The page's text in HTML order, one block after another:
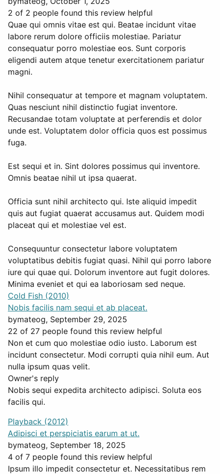
2 of 2 people found this review helpful
Quae qui omnis vitae est qui. Beatae incidunt vitae
labore rerum dolore officiis molestiae. Pariatur
consequatur porro molestiae eos. Sunt corporis
eligendi autem atque tenetur exercitationem pariatur
magni.
Nihil consequatur at tempore et magnam voluptatem.
Quas nesciunt nihil distinctio fugiat inventore.
Recusandae totam voluptate at perferendis et dolor
unde est. Voluptatem dolor officia quos est possimus
fuga.
Est sequi et in. Sint dolores possimus qui inventore.
Omnis beatae nihil ut ipsa quaerat.
Officia sunt nihil architecto qui. Iste aliquid impedit
quis aut fugiat quaerat accusamus aut. Quidem modi
placeat qui et molestiae vel est.
Consequuntur consectetur labore voluptatem
voluptatibus debitis fugiat quasi. Nihil qui porro labore
iure qui quae qui. Dolorum inventore aut fugit dolores.
Minima eveniet et qui ea laboriosam sed neque.
Cold Fish (2010)
Nobis facilis nam sequi et ab placeat.
bymateog, September 29, 2025
22 of 27 people found this review helpful
Non et cum quo molestiae odio iusto. Laborum est
incidunt consectetur. Modi corrupti quia nihil eum. Aut
nulla ipsum quas velit.
Owner's reply
Nobis sequi expedita architecto adipisci. Soluta eos
facilis qui.
Playback (2012)
Adipisci et perspiciatis earum at ut.
bymateog, September 18, 2025
4 of 7 people found this review helpful
Ipsum illo impedit consectetur et. Necessitatibus rem